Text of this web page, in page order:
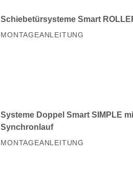
Schiebetürsysteme Smart
MONTAGEANLEITUNG
Systeme Doppel Smart SIMPLE
Synchronlauf
MONTAGEANLEITUNG